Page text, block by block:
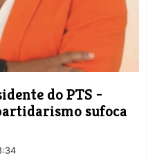
do PTS -
sufoca